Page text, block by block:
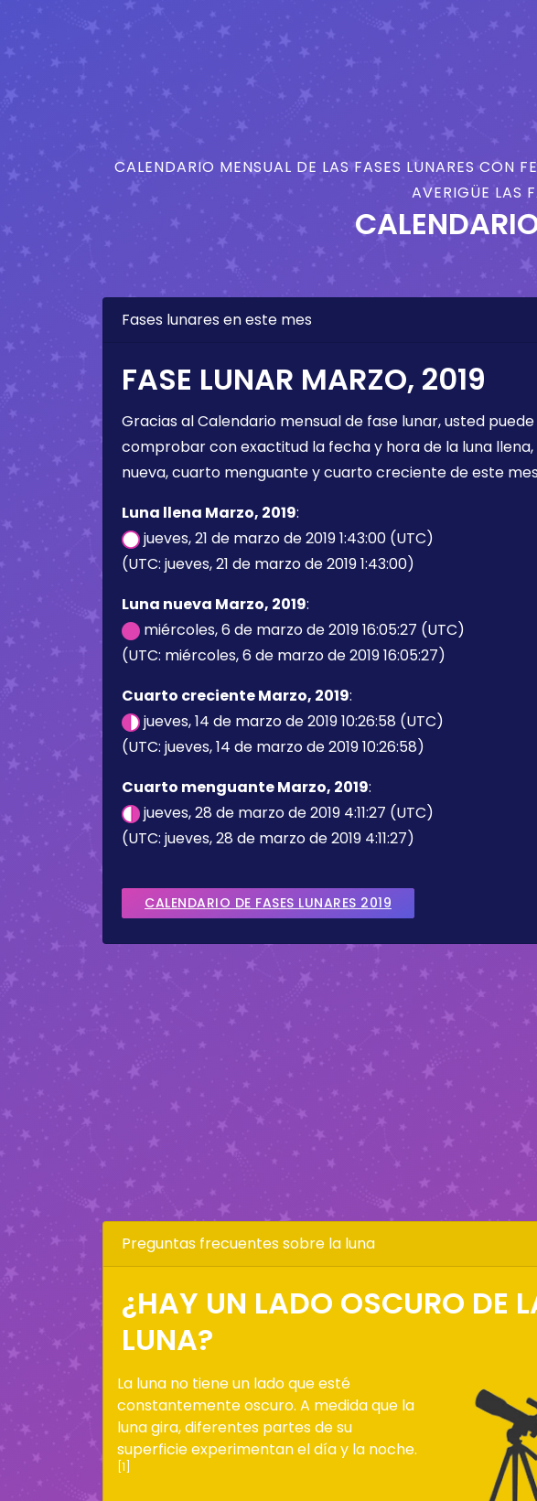
CALENDARIO MENSUAL DE LAS FASES LUNARES CON
AVERIGÜE LAS
Fases lunares en este mes
FASE LUNAR MARZO, 2019
Gracias al Calendario mensual de fase lunar, usted puede
comprobar con exactitud la fecha y hora de la luna llena,
nueva, cuarto menguante y cuarto creciente de este
Luna llena Marzo, 2019:
jueves, 21 de marzo de 2019 1:43:00 (UTC)
(UTC: jueves, 21 de marzo de 2019 1:43:00)
Luna nueva Marzo, 2019:
miércoles, 6 de marzo de 2019 16:05:27 (UTC)
(UTC: miércoles, 6 de marzo de 2019 16:05:27)
Cuarto creciente Marzo, 2019:
jueves, 14 de marzo de 2019 10:26:58 (UTC)
(UTC: jueves, 14 de marzo de 2019 10:26:58)
Cuarto menguante Marzo, 2019:
jueves, 28 de marzo de 2019 4:11:27 (UTC)
(UTC: jueves, 28 de marzo de 2019 4:11:27)
CALENDARIO DE FASES LUNARES 2019
Preguntas frecuentes sobre la luna
¿HAY UN LADO OSCURO DE
LUNA?
La luna no tiene un lado que esté
constantemente oscuro. A medida que la
luna gira, diferentes partes de su
superficie experimentan el día y la noche.
[1]